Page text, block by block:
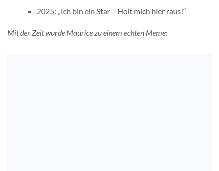
2025: „Ich bin ein Star – Holt mich hier raus!“
Mit der Zeit wurde Maurice zu einem echten Meme: